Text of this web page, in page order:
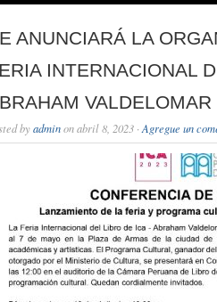
ANUNCIARÁ LA
INTERNACIONAL
byadminon abril 8, 2023 · Agregue un